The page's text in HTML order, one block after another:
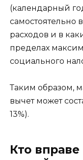
(календарный
самостоятельно
расходов и в
пределах
социального
Таким образом,
вычет может
13%).
Кто